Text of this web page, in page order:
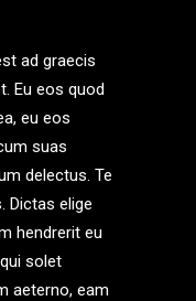
ad graecis
Eu eos quod
eu eos
suas
delectus. Te
Dictas elige
hendrerit eu
solet
aeterno, eam